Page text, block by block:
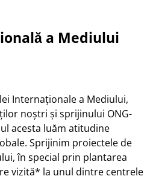
a Mediului
Internaționale a Mediului,
noștri și sprijinului ONG-
acesta luăm atitudine
Sprijinim proiectele de
în special prin plantarea
vizită* la unul dintre centrele